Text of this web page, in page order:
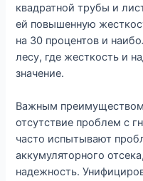
квадратной трубы и
ей повышенную
на 30 процентов и
лесу, где жесткость и
значение.
Важным
отсутствие проблем с
часто испытывают
аккумуляторного
надежность.